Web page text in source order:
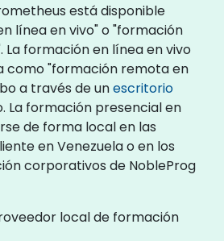
está disponible
línea en vivo" o "formación
La formación en línea en vivo
como "formación remota en
a través de unescritorio
La formación presencial en
de forma local en las
en Venezuela o en los
corporativos de NobleProg
local de formación